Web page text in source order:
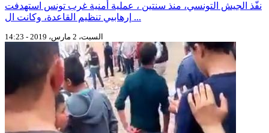
نفّذ الجيش التونسي، منذ سنتين ، عملية أمنية غرب تونس استهدفت
إرهابيي تنظيم القاعدة، وكانت ال ...
السبت، 2 مارس، 2019 - 14:23